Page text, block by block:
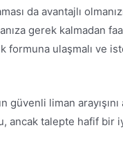
da avantajlı
gerek kalmadan
formuna ulaşmalı ve
güvenli liman
talepte hafif bir